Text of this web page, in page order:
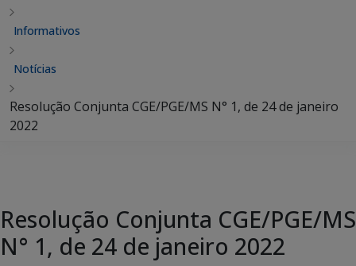
Informativos
Notícias
Resolução Conjunta CGE/PGE/MS N° 1, de 24 de janeiro
2022
Resolução Conjunta CGE/PGE/MS
N° 1, de 24 de janeiro 2022